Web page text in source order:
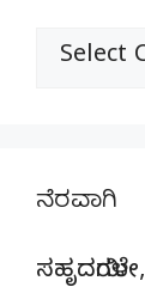
ವಿಭಾಗಗಳು
ನೆರವಾಗಿ
ಸಹೃದಯಿಗಳೇ,